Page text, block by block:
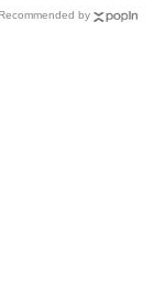
Recommended by